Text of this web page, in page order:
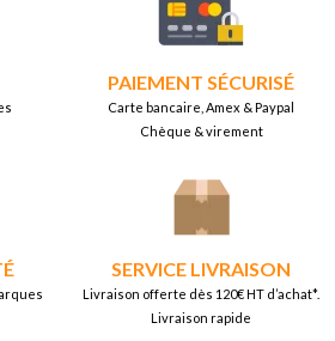
PAIEMENT SÉCURISÉ
Carte bancaire, Amex & Paypal
Chèque & virement
SERVICE LIVRAISON
Livraison offerte dès 120€ HT d’achat*.
Livraison rapide